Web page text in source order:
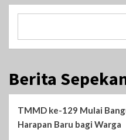
Berita
TMMD ke-129 Mulai
Harapan Baru bagi Warga